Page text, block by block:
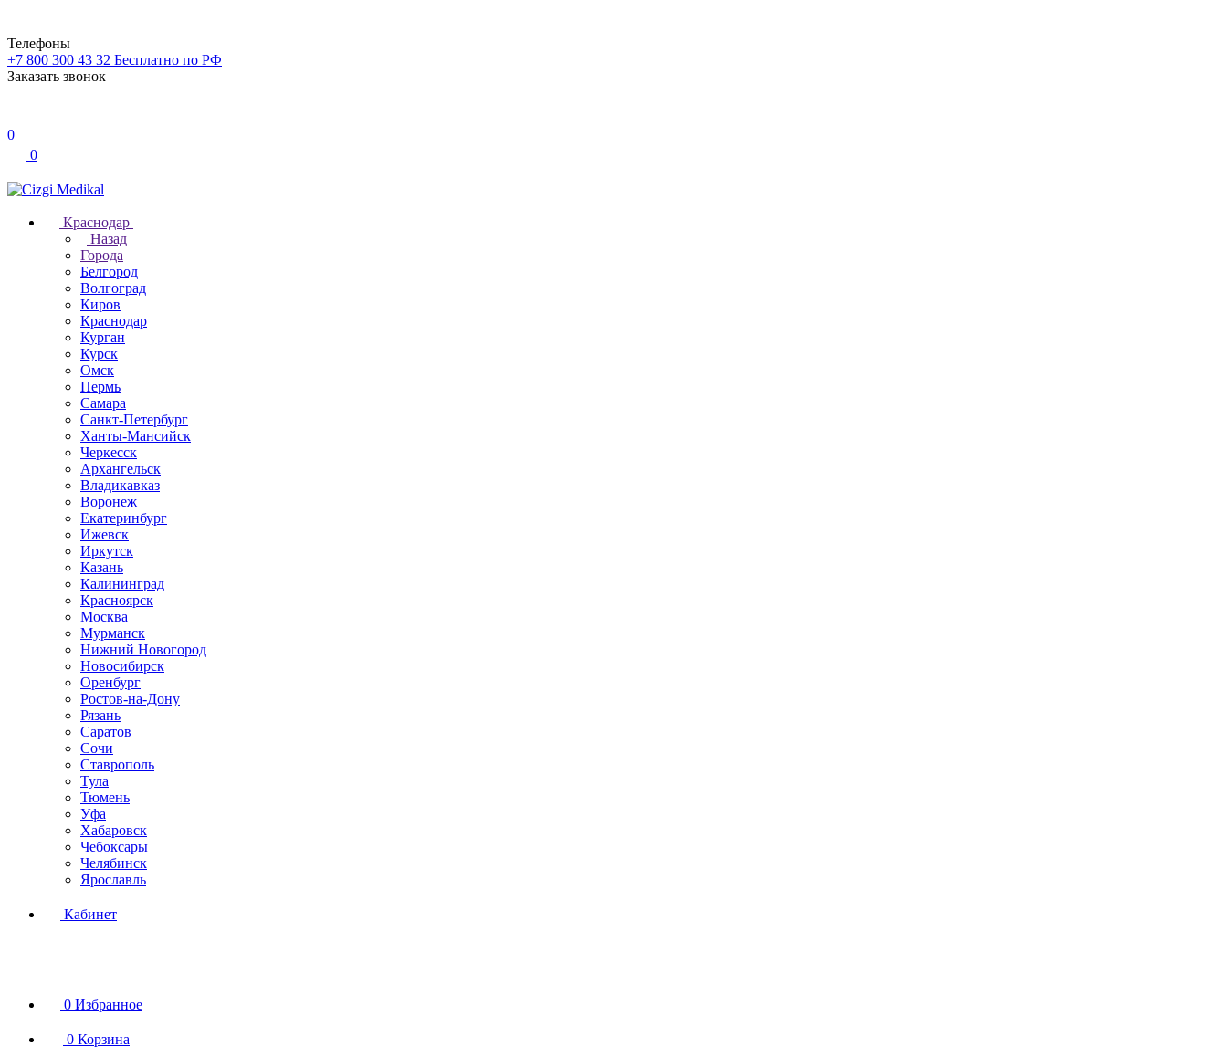
Телефоны
+7 800 300 43 32 Бесплатно по РФ
Заказать звонок
0
0
Краснодар
Назад
Города
Белгород
Волгоград
Киров
Краснодар
Курган
Курск
Омск
Пермь
Самара
Санкт-Петербург
Ханты-Мансийск
Черкесск
Архангельск
Владикавказ
Воронеж
Екатеринбург
Ижевск
Иркутск
Казань
Калининград
Красноярск
Москва
Мурманск
Нижний Новогород
Новосибирск
Оренбург
Ростов-на-Дону
Рязань
Саратов
Сочи
Ставрополь
Тула
Тюмень
Уфа
Хабаровск
Чебоксары
Челябинск
Ярославль
Кабинет
0 Избранное
0 Корзина